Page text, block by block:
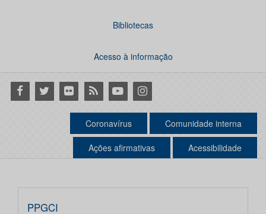
Bibliotecas
Acesso à informação
Facebook
Twitter Flickr RSS YoutubeInstagram
Coronavírus Comunidade interna
Ações afirmativas Acessibilidade
PPGCI